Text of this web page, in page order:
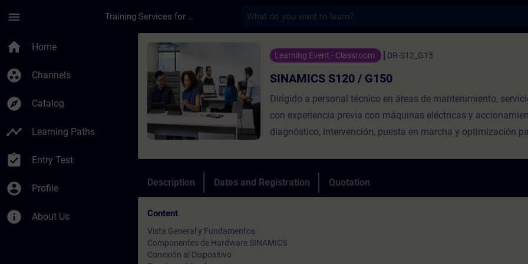
menu Training Services for Digital Industries
home Home
group_work Channels
explore Catalog
timeline Learning Paths
assignment_turned_in Entry Test
account_circle Profile
info About Us
Course - SINAMICS S120 / G150 - Training - Training -
Learning Event - Classroom DR-S12_G15
SINAMICS S120 / G150
Dirigido a personal técnico en áreas de mantenimiento,
con experiencia previa con máquinas eléctricas y
diagnóstico, intervención, puesta en marcha y optimización
herramientas STARTER o SCOUT Classic V5.X.
Description Dates and Registration Quotation
Content
Vista General y Fundamentos
Componentes de Hardware SINAMICS
Conexión al Dispositivo